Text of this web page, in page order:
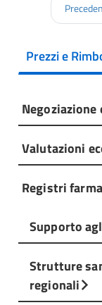
Prezzi e
Valutazioni
Registri
Supporto
Strutture
regionali